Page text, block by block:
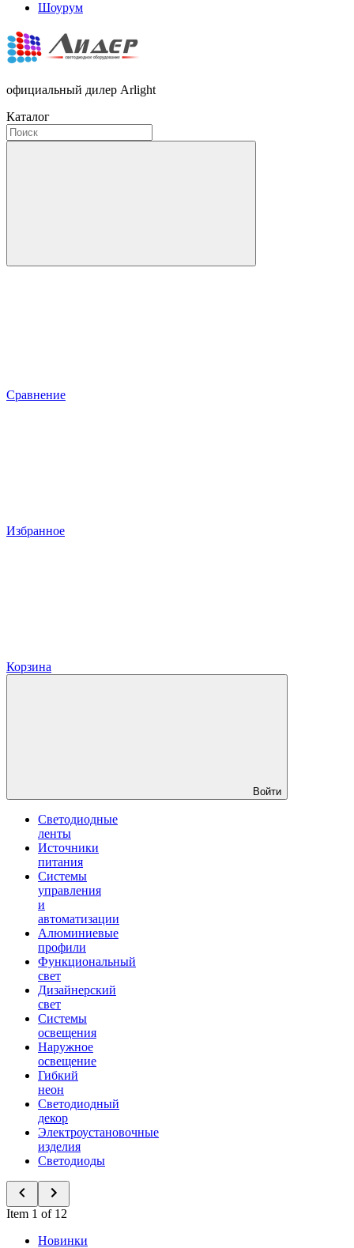
Шоурум
официальный дилер Arlight
Каталог
Сравнение
Избранное
Корзина
Войти
Светодиодные
ленты
Источники
питания
Системы
управления
и
автоматизации
Алюминиевые
профили
Функциональный
свет
Дизайнерский
свет
Системы
освещения
Наружное
освещение
Гибкий
неон
Светодиодный
декор
Электроустановочные
изделия
Светодиоды
Item 1 of 12
Новинки